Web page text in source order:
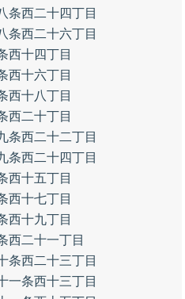
条西二十四丁目
条西二十六丁目
西十四丁目
西十六丁目
西十八丁目
西二十丁目
条西二十二丁目
条西二十四丁目
西十五丁目
西十七丁目
西十九丁目
西二十一丁目
条西二十三丁目
一条西十三丁目